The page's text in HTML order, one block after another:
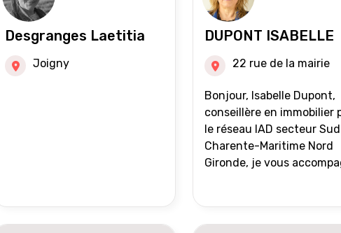
Desgranges Laetitia
Joigny
DUPONT ISABELLE
22 rue de la mairie
Bonjour, Isabelle Dupont,
conseillère en immobilier
le réseau IAD secteur Sud
Charente-Maritime Nord
Gironde, je vous